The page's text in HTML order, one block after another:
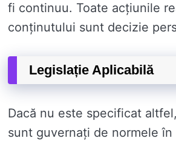
fi continuu. Toate acțiunile
conținutului sunt decizie
Legislație Aplicabilă
Dacă nu este specificat
sunt guvernați de normele în